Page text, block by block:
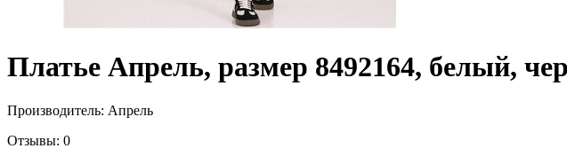
Платье Апрель, размер 8492164, белый,
Производитель: Апрель
Отзывы: 0